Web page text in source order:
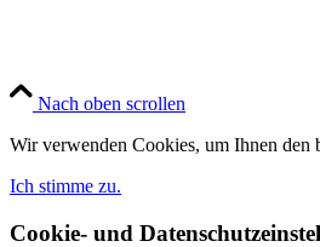
Nach oben scrollen
Wir verwenden Cookies, um Ihnen den
Ich stimme zu.
Cookie- und